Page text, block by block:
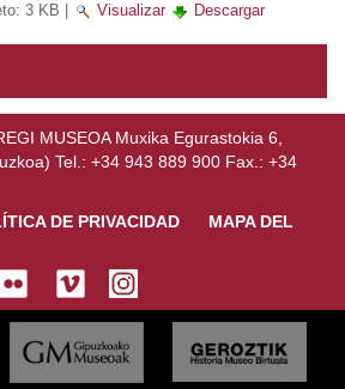
3 KB Visualizar Descargar
MUSEOA Muxika Egurastokia 6,
Tel.: +34 943 889 900 Fax.: +34
DE PRIVACIDAD
MAPA DEL